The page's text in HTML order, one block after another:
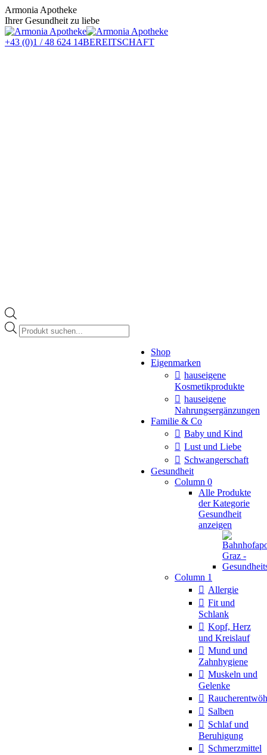
Zum
Inhalt
springen
Armonia Apotheke
Ihrer Gesundheit zu liebe
+43 (0)1 / 48 624 14BEREITSCHAFT
Products
search
Shop
Eigenmarken
hauseigene
Kosmetikprodukte
hauseigene
Nahrungsergänzungen
Familie & Co
Baby und Kind
Lust und Liebe
Schwangerschaft
Gesundheit
Column 0
Alle Produkte
der Kategorie
Gesundheit
anzeigen
Column 1
Allergie
Fit und
Schlank
Kopf, Herz
und Kreislauf
Mund und
Zahnhygiene
Muskeln und
Gelenke
Salben
Schlaf und
Beruhigung
Schmerzmittel